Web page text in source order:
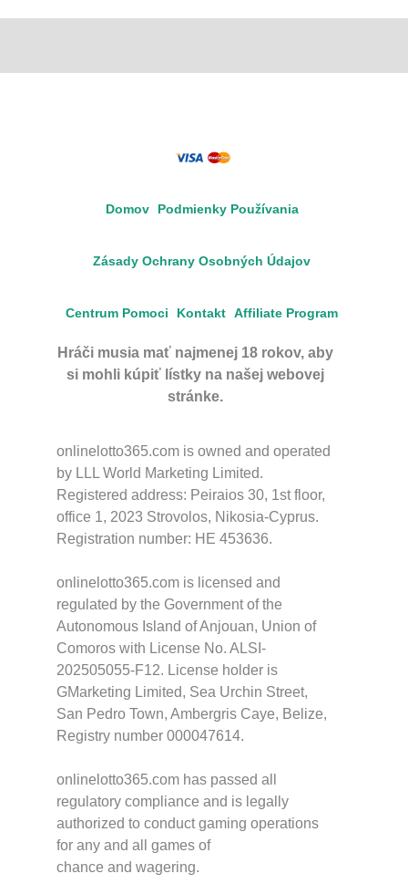
Domov Podmienky Používania
Zásady Ochrany Osobných Údajov
Centrum Pomoci Kontakt Affiliate Program
Hráči musia mať najmenej 18 rokov, aby
si mohli kúpiť lístky na našej webovej
stránke.
onlinelotto365.com is owned and operated
by LLL World Marketing Limited.
Registered address: Peiraios 30, 1st floor,
office 1, 2023 Strovolos, Nikosia-Cyprus.
Registration number: HE 453636.
onlinelotto365.com is licensed and
regulated by the Government of the
Autonomous Island of Anjouan, Union of
Comoros with License No. ALSI-
202505055-F12. License holder is
GMarketing Limited, Sea Urchin Street,
San Pedro Town, Ambergris Caye, Belize,
Registry number 000047614.
onlinelotto365.com has passed all
regulatory compliance and is legally
authorized to conduct gaming operations
for any and all games of
chance and wagering.